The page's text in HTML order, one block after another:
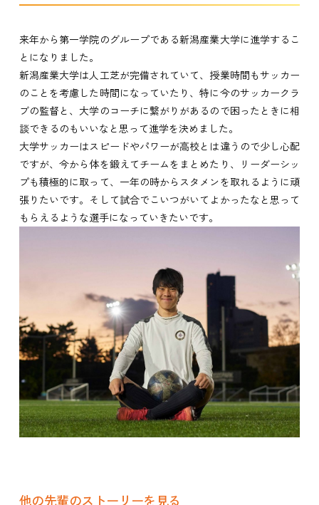
来年から第一学院のグループである新潟産業大学に進学するこ
とになりました。
新潟産業大学は人工芝が完備されていて、授業時間もサッカー
のことを考慮した時間になっていたり、特に今のサッカークラ
ブの監督と、大学のコーチに繋がりがあるので困ったときに相
談できるのもいいなと思って進学を決めました。
大学サッカーはスピードやパワーが高校とは違うので少し心配
ですが、今から体を鍛えてチームをまとめたり、リーダーシッ
プも積極的に取って、一年の時からスタメンを取れるように頑
張りたいです。そして試合でこいつがいてよかったなと思って
もらえるような選手になっていきたいです。
他の先輩のストーリーを見る